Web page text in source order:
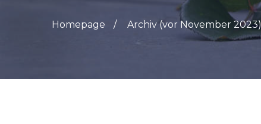
Homepage Archiv (vor November 2023)